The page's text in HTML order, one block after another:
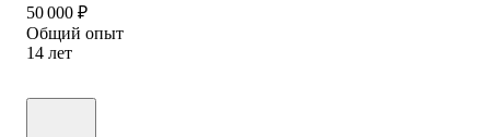
50 000 ₽
Общий опыт
14 лет